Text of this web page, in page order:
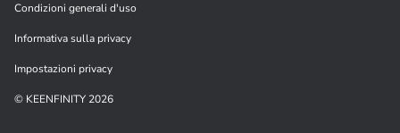
Condizioni generali d'uso
Informativa sulla privacy
Impostazioni privacy
© KEENFINITY 2026